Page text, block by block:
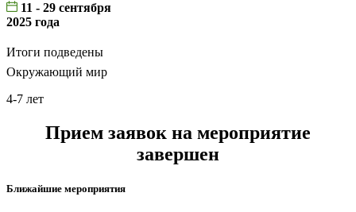
11 - 29 сентября
2025 года
Итоги подведены
Окружающий мир
4-7 лет
Прием заявок на мероприятие
завершен
Ближайшие мероприятия